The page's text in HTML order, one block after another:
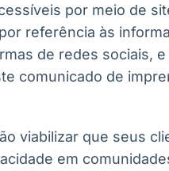
por meio de
referência às
de redes sociais,
comunicado de
viabilizar que seus
em